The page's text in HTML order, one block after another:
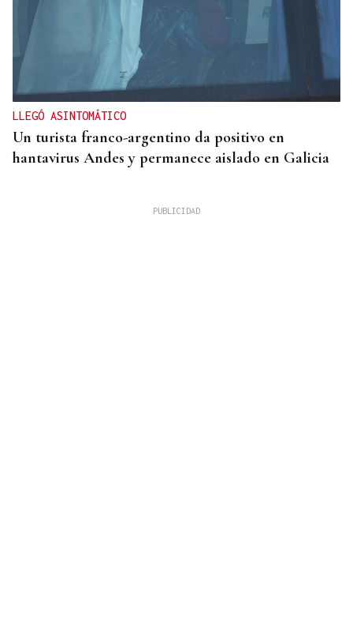
LLEGÓ ASINTOMÁTICO
Un turista franco-argentino da positivo en
hantavirus Andes y permanece aislado en Galicia